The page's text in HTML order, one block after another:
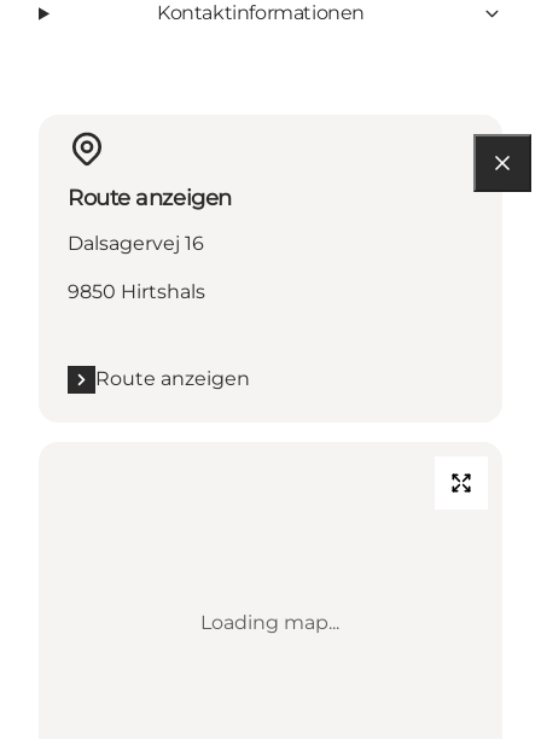
Kontaktinformationen
Route anzeigen
Dalsagervej 16
9850 Hirtshals
Route anzeigen
Loading map...